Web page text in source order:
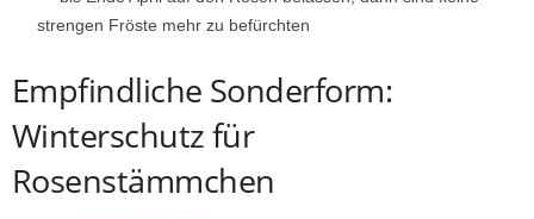
strengen Fröste mehr zu befürchten
Empfindliche Sonderform:
Winterschutz für
Rosenstämmchen